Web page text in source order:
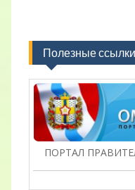
Полезные ссылки
ПОРТАЛ